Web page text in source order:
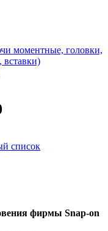
моментные, головки,
вставки)
список
фирмы Snap-on